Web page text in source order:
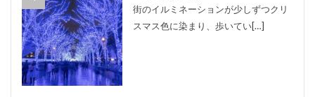
街のイルミネーションが少しずつクリ
スマス色に染まり、歩いてい[…]